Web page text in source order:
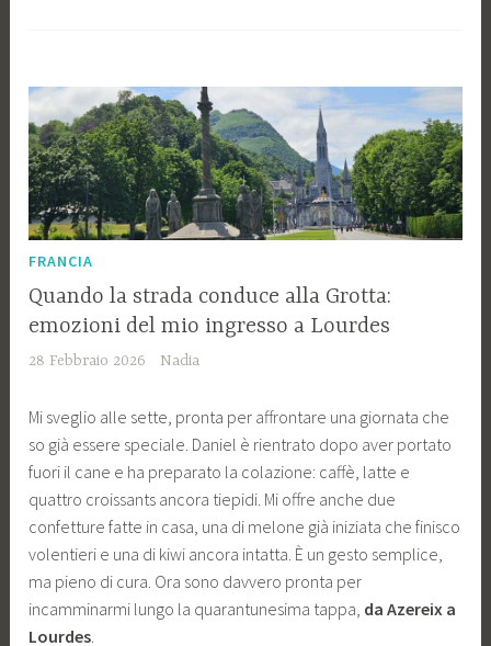
pellegrina
in
cammino”
FRANCIA
Quando la strada conduce alla Grotta:
emozioni del mio ingresso a Lourdes
28 Febbraio 2026 Nadia
Mi sveglio alle sette, pronta per affrontare una giornata che
so già essere speciale. Daniel è rientrato dopo aver portato
fuori il cane e ha preparato la colazione: caffè, latte e
quattro croissants ancora tiepidi. Mi offre anche due
confetture fatte in casa, una di melone già iniziata che finisco
volentieri e una di kiwi ancora intatta. È un gesto semplice,
ma pieno di cura. Ora sono davvero pronta per
incamminarmi lungo la quarantunesima tappa, da Azereix a
Lourdes